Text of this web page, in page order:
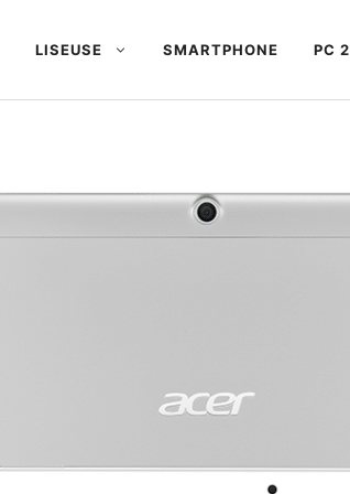
LISEUSE SMARTPHONE PC